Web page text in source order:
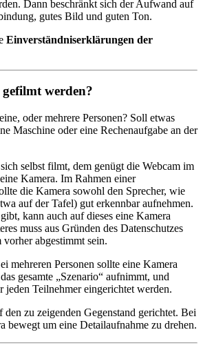
Dann beschränkt sich der Aufwand auf
gutes Bild und guten Ton.
Einverständniserklärungen der
werden?
oder mehrere Personen? Soll etwas
Maschine oder eine Rechenaufgabe an der
selbst filmt, dem genügt die Webcam im
Kamera. Im Rahmen einer
die Kamera sowohl den Sprecher, wie
auf der Tafel) gut erkennbar aufnehmen.
kann auch auf dieses eine Kamera
muss aus Gründen des Datenschutzes
abgestimmt sein.
mehreren Personen sollte eine Kamera
gesamte „Szenario“ aufnimmt, und
jeden Teilnehmer eingerichtet werden.
zu zeigenden Gegenstand gerichtet. Bei
bewegt um eine Detailaufnahme zu drehen.